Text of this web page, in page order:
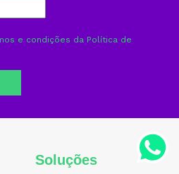
e condições da Política de
Soluções